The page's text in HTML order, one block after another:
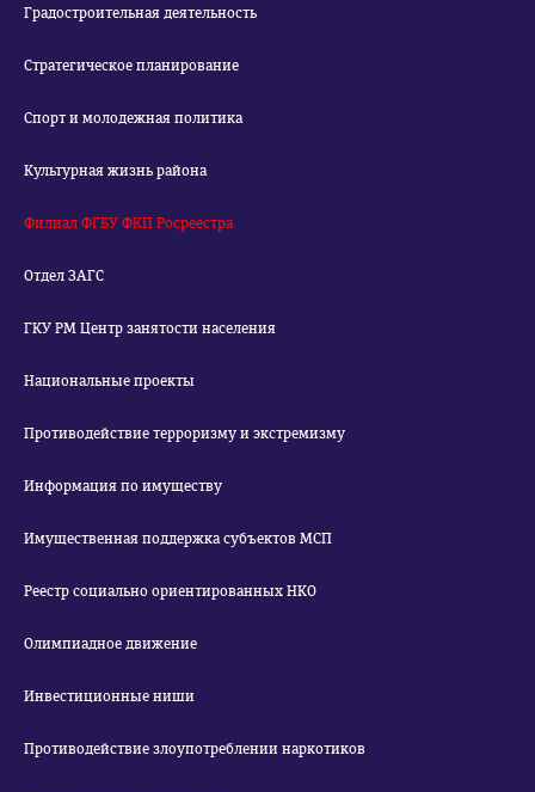
Градостроительная деятельность
Стратегическое планирование
Спорт и молодежная политика
Культурная жизнь района
Филиал ФГБУ ФКП Росреестра
Отдел ЗАГС
ГКУ РМ Центр занятости населения
Национальные проекты
Противодействие терроризму и экстремизму
Информация по имуществу
Имущественная поддержка субъектов МСП
Реестр социально ориентированных НКО
Олимпиадное движение
Инвестиционные ниши
Противодействие злоупотреблении наркотиков